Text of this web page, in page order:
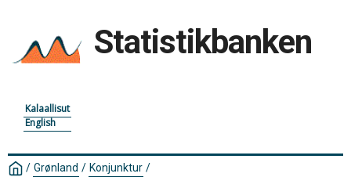
Statistikbanken
Kalaallisut
English
/ Grønland / Konjunktur /